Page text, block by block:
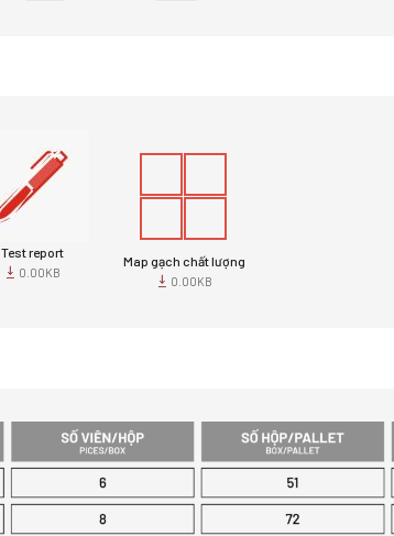
Test report
0.00KB
Map gạch chất lượng
0.00KB